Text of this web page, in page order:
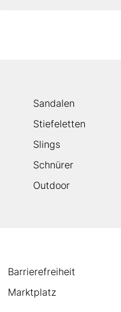
Sandalen
Stiefeletten
Slings
Schnürer
Outdoor
Barrierefreiheit
Marktplatz